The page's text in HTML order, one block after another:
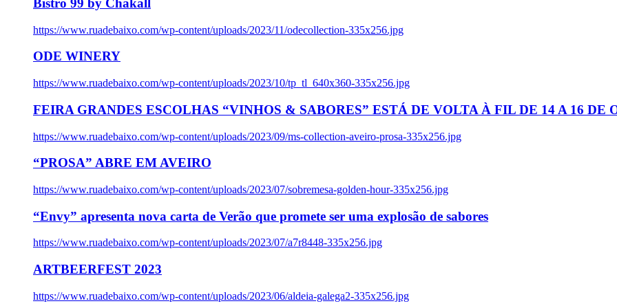
Bistro 99 by Chakall
https://www.ruadebaixo.com/wp-content/uploads/2023/11/odecollection-335x256.jpg
ODE WINERY
https://www.ruadebaixo.com/wp-content/uploads/2023/10/tp_tl_640x360-335x256.jpg
FEIRA GRANDES ESCOLHAS “VINHOS & SABORES” ESTÁ DE VOLTA À FIL DE 14 A 16 DE
https://www.ruadebaixo.com/wp-content/uploads/2023/09/ms-collection-aveiro-prosa-335x256.jpg
“PROSA” ABRE EM AVEIRO
https://www.ruadebaixo.com/wp-content/uploads/2023/07/sobremesa-golden-hour-335x256.jpg
“Envy” apresenta nova carta de Verão que promete ser uma explosão de sabores
https://www.ruadebaixo.com/wp-content/uploads/2023/07/a7r8448-335x256.jpg
ARTBEERFEST 2023
https://www.ruadebaixo.com/wp-content/uploads/2023/06/aldeia-galega2-335x256.jpg